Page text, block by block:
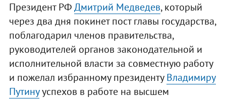
Президент РФДмитрий Медведев, который
через два дня покинет пост главы государства,
поблагодарил членов правительства,
руководителей органов законодательной и
исполнительной власти за совместную работу
и пожелал избранному президентуВладимиру
Путинууспехов в работе на высшем